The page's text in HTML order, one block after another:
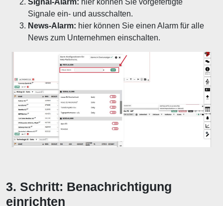
Signal-Alarm: hier können Sie vorgefertigte
Signale ein- und ausschalten.
News-Alarm: hier können Sie einen Alarm für alle
News zum Unternehmen einschalten.
3. Schritt: Benachrichtigung
einrichten